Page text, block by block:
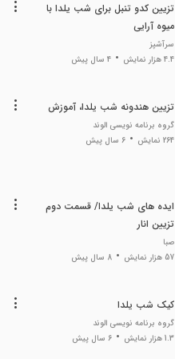
تزیین کدو تنبل برای شب یلدا با
میوه آرایی
سرآشپز
4.4 هزار نمایش
4 سال پیش
تزیین هندونه شب یلدا، آموزش
گروه برنامه نویسی الوند
264 نمایش
6 سال پیش
ایده های شب یلدا/ قسمت دوم
تزیین انار
صبا
57 هزار نمایش
8 سال پیش
کیک شب یلدا
گروه برنامه نویسی الوند
1.3 هزار نمایش
6 سال پیش